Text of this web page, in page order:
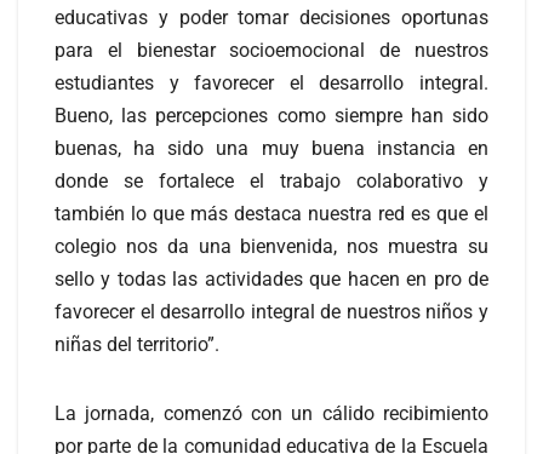
educativas y poder tomar decisiones oportunas
para el bienestar socioemocional de nuestros
estudiantes y favorecer el desarrollo integral.
Bueno, las percepciones como siempre han sido
buenas, ha sido una muy buena instancia en
donde se fortalece el trabajo colaborativo y
también lo que más destaca nuestra red es que el
colegio nos da una bienvenida, nos muestra su
sello y todas las actividades que hacen en pro de
favorecer el desarrollo integral de nuestros niños y
niñas del territorio”.
La jornada, comenzó con un cálido recibimiento
por parte de la comunidad educativa de la Escuela